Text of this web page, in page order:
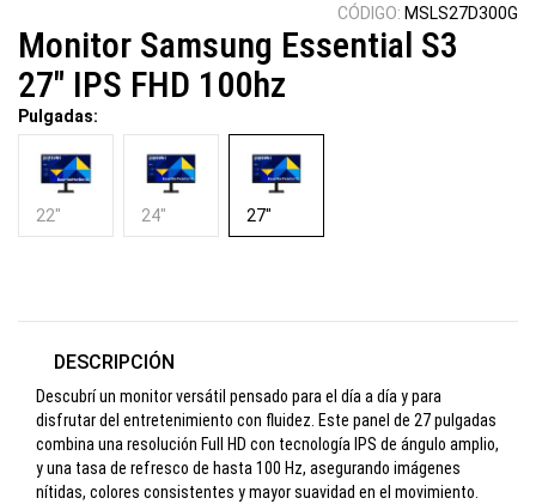
CÓDIGO: MSLS27D300G
Monitor Samsung Essential S3
27" IPS FHD 100hz
Pulgadas:
22" 24" 27"
DESCRIPCIÓN
Descubrí un monitor versátil pensado para el día a día y para
disfrutar del entretenimiento con fluidez. Este panel de 27 pulgadas
combina una resolución Full HD con tecnología IPS de ángulo amplio,
y una tasa de refresco de hasta 100 Hz, asegurando imágenes
nítidas, colores consistentes y mayor suavidad en el movimiento.